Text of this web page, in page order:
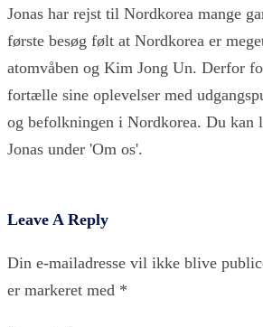
Jonas har rejst til Nordkorea mange
første besøg følt at Nordkorea er
atomvåben og Kim Jong Un. Derfor
fortælle sine oplevelser med
og befolkningen i Nordkorea. Du kan
Jonas under 'Om os'.
Leave A Reply
Din e-mailadresse vil ikke blive
er markeret med *